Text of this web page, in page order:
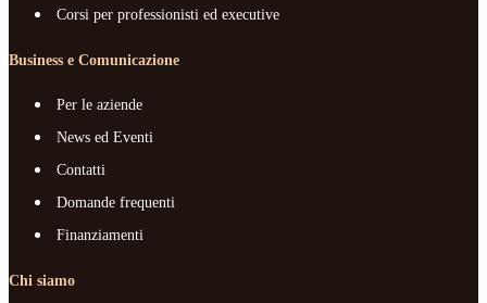
Corsi per professionisti ed executive
Business e Comunicazione
Per le aziende
News ed Eventi
Contatti
Domande frequenti
Finanziamenti
Chi siamo